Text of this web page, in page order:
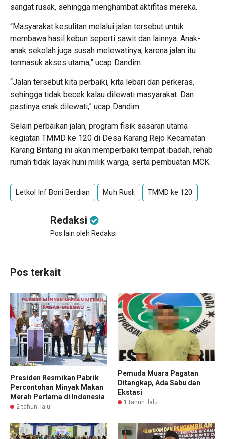
sangat rusak, sehingga menghambat aktifitas mereka.
“Masyarakat kesulitan melalui jalan tersebut untuk
membawa hasil kebun seperti sawit dan lainnya. Anak-
anak sekolah juga susah melewatinya, karena jalan itu
termasuk akses utama,” ucap Dandim.
“Jalan tersebut kita perbaiki, kita lebari dan perkeras,
sehingga tidak becek kalau dilewati masyarakat. Dan
pastinya enak dilewati,” ucap Dandim.
Selain perbaikan jalan, program fisik sasaran utama
kegiatan TMMD ke 120 di Desa Karang Rejo Kecamatan
Karang Bintang ini akan memperbaiki tempat ibadah, rehab
rumah tidak layak huni milik warga, serta pembuatan MCK.
Letkol Inf Boni Berdian Muh Rusli TMMD ke 120
Redaksi
Pos lain oleh Redaksi
Pos terkait
Presiden Resmikan Pabrik
Percontohan Minyak Makan
Merah Pertama di Indonesia
2 tahun lalu
Pemuda Muara Pagatan
Ditangkap, Ada Sabu dan
Ekstasi
1 tahun lalu